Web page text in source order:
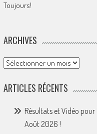
Toujours!
ARCHIVES
Archives
ARTICLES RÉCENTS
Résultats et Vidéo
Août 2026 !